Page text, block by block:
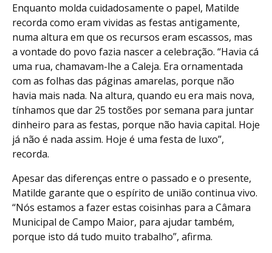
Enquanto molda cuidadosamente o papel, Matilde
recorda como eram vividas as festas antigamente,
numa altura em que os recursos eram escassos, mas
a vontade do povo fazia nascer a celebração. “Havia cá
uma rua, chamavam-lhe a Caleja. Era ornamentada
com as folhas das páginas amarelas, porque não
havia mais nada. Na altura, quando eu era mais nova,
tínhamos que dar 25 tostões por semana para juntar
dinheiro para as festas, porque não havia capital. Hoje
já não é nada assim. Hoje é uma festa de luxo”,
recorda.
Apesar das diferenças entre o passado e o presente,
Matilde garante que o espírito de união continua vivo.
“Nós estamos a fazer estas coisinhas para a Câmara
Municipal de Campo Maior, para ajudar também,
porque isto dá tudo muito trabalho”, afirma.